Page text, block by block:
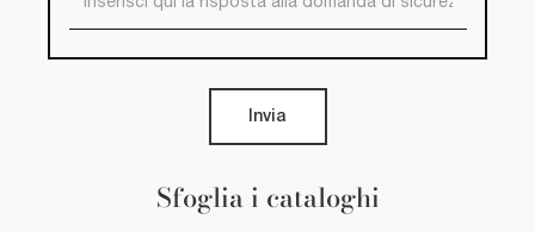
Sfoglia i cataloghi
Invia